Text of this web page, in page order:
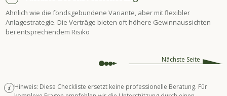
Ahnlich wie die fondsgebundene Variante, aber mit flexibler
Anlagestrategie. Die Verträge bieten oft höhere Gewinnaussichten
bei entsprechendem Risiko
Nächste Seite
Hinweis: Diese Checkliste ersetzt keine professionelle Beratung. Für